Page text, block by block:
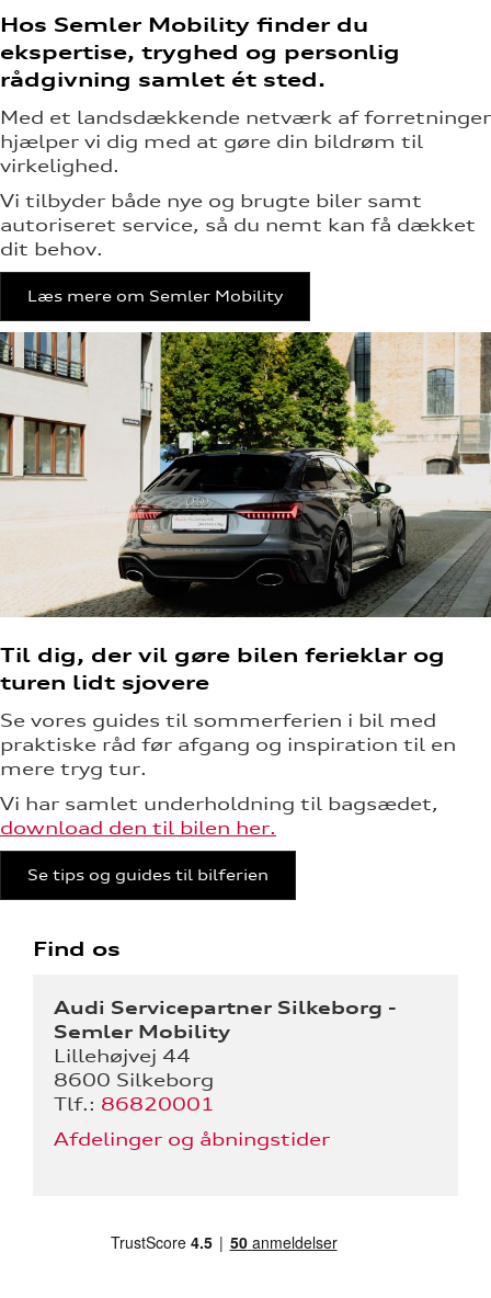
Hos Semler Mobility finder du
ekspertise, tryghed og personlig
rådgivning samlet ét sted.
Med et landsdækkende netværk af forretninger
hjælper vi dig med at gøre din bildrøm til
virkelighed.
Vi tilbyder både nye og brugte biler samt
autoriseret service, så du nemt kan få dækket
dit behov.
Læs mere om Semler Mobility
Til dig, der vil gøre bilen ferieklar og
turen lidt sjovere
Se vores guides til sommerferien i bil med
praktiske råd før afgang og inspiration til en
mere tryg tur.
Vi har samlet underholdning til bagsædet,
download den til bilen her.
Se tips og guides til bilferien
Find os
Audi Servicepartner Silkeborg -
Semler Mobility
Lillehøjvej 44
8600 Silkeborg
Tlf.: 86820001
Afdelinger og åbningstider